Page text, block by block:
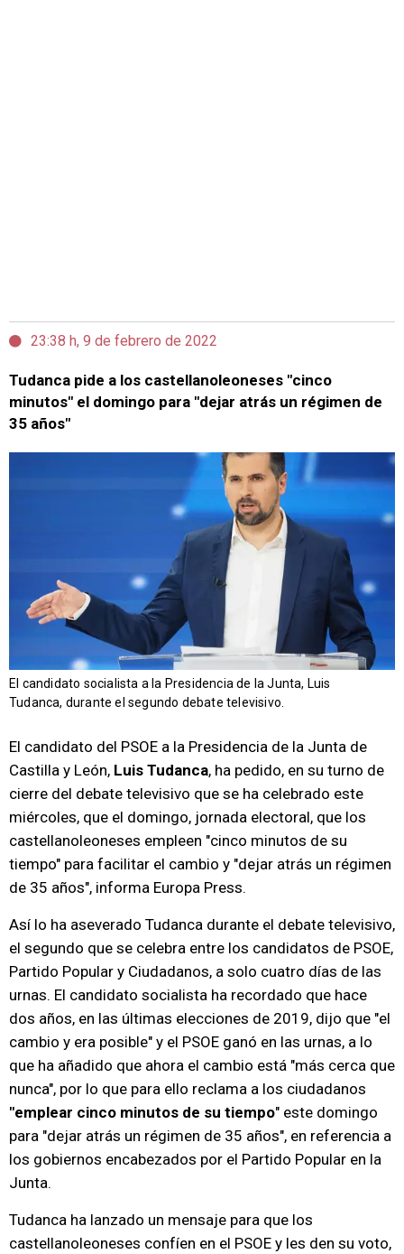
23:38 h, 9 de febrero de 2022
Tudanca pide a los castellanoleoneses "cinco
minutos" el domingo para "dejar atrás un régimen de
35 años"
El candidato socialista a la Presidencia de la Junta, Luis
Tudanca, durante el segundo debate televisivo.
El candidato del PSOE a la Presidencia de la Junta de
Castilla y León, Luis Tudanca, ha pedido, en su turno de
cierre del debate televisivo que se ha celebrado este
miércoles, que el domingo, jornada electoral, que los
castellanoleoneses empleen "cinco minutos de su
tiempo" para facilitar el cambio y "dejar atrás un régimen
de 35 años", informa Europa Press.
Así lo ha aseverado Tudanca durante el debate televisivo,
el segundo que se celebra entre los candidatos de PSOE,
Partido Popular y Ciudadanos, a solo cuatro días de las
urnas. El candidato socialista ha recordado que hace
dos años, en las últimas elecciones de 2019, dijo que "el
cambio y era posible" y el PSOE ganó en las urnas, a lo
que ha añadido que ahora el cambio está "más cerca que
nunca", por lo que para ello reclama a los ciudadanos
"emplear cinco minutos de su tiempo" este domingo
para "dejar atrás un régimen de 35 años", en referencia a
los gobiernos encabezados por el Partido Popular en la
Junta.
Tudanca ha lanzado un mensaje para que los
castellanoleoneses confíen en el PSOE y les den su voto,